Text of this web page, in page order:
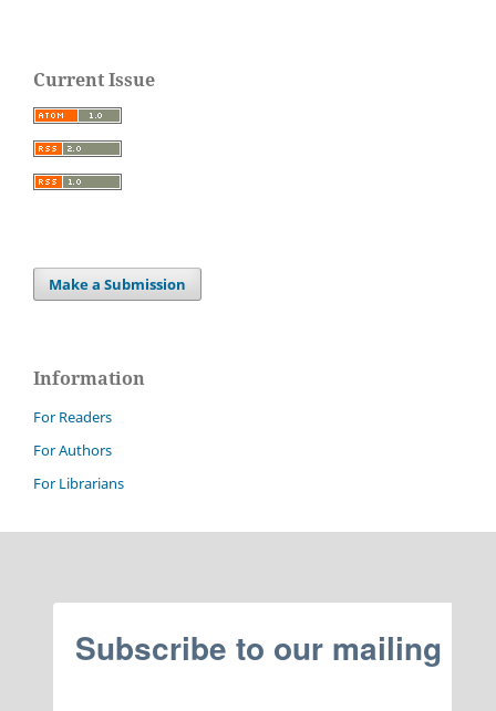
Current Issue
Make a Submission
Information
For Readers
For Authors
For Librarians